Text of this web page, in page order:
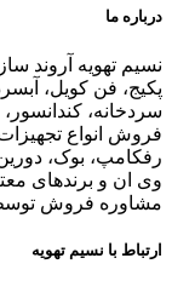
درباره ما
نسیم تهویه آروند
پکیج، فن کویل،
سردخانه،
فروش انواع تجهیزات
رفکامپ، بوک،
وی ان و برندهای
مشاوره فروش
ارتباط با نسیم تهویه